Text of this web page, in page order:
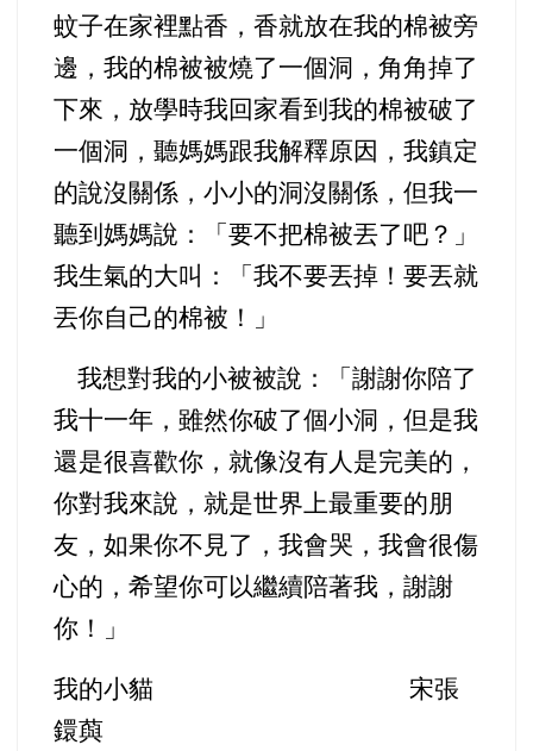
蚊子在家裡點香，香就放在我的棉被旁
邊，我的棉被被燒了一個洞，角角掉了
下來，放學時我回家看到我的棉被破了
一個洞，聽媽媽跟我解釋原因，我鎮定
的說沒關係，小小的洞沒關係，但我一
聽到媽媽說：「要不把棉被丟了吧？」
我生氣的大叫：「我不要丟掉！要丟就
丟你自己的棉被！」
我想對我的小被被說 ：「謝謝你陪了
我十一年，雖然你破了個小洞，但是我
還是很喜歡你，就像沒有人是完美的，
你對我來說，就是世界上最重要的朋
友，如果你不見了，我會哭，我會很傷
心的，希望你可以繼續陪著我，謝謝
你！」
我的小貓 宋張
鐶藇